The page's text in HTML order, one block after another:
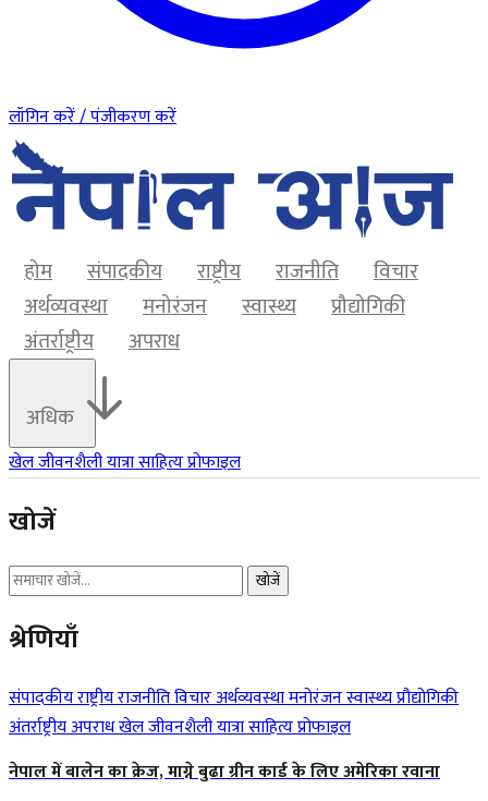
लॉगिन करें / पंजीकरण करें
होम संपादकीय राष्ट्रीय राजनीति
विचार
अर्थव्यवस्था
मनोरंजन स्वास्थ्य
प्रौद्योगिकी
अंतर्राष्ट्रीय
अपराध
अधिक
खेलजीवनशैलीयात्रासाहित्यप्रोफाइल
खोजें
खोजें
श्रेणियाँ
संपादकीयराष्ट्रीयराजनीतिविचारअर्थव्यवस्थामनोरंजनस्वास्थ्यप्रौद्योगिकी
अंतर्राष्ट्रीयअपराधखेलजीवनशैलीयात्रासाहित्यप्रोफाइल
नेपाल में बालेन का क्रेज, माग्ने बुढा ग्रीन कार्ड के लिए अमेरिका रवाना